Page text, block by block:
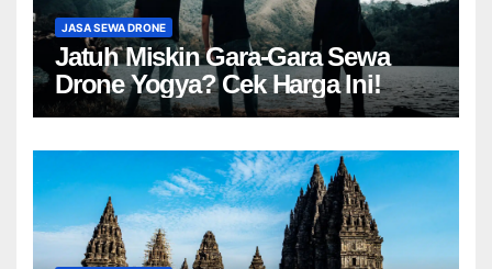
JASA SEWA DRONE
Jatuh Miskin Gara-Gara Sewa
Drone Yogya? Cek Harga Ini!